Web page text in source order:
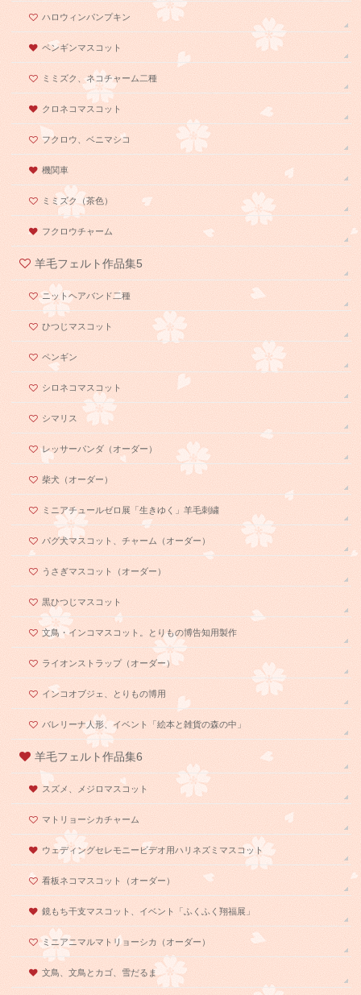
ハロウィンパンプキン
ペンギンマスコット
ミミズク、ネコチャーム二種
クロネコマスコット
フクロウ、ベニマシコ
機関車
ミミズク（茶色）
フクロウチャーム
羊毛フェルト作品集5
ニットヘアバンド二種
ひつじマスコット
ペンギン
シロネコマスコット
シマリス
レッサーパンダ（オーダー）
柴犬（オーダー）
ミニアチュールゼロ展「生きゆく」羊毛刺繍
パグ犬マスコット、チャーム（オーダー）
うさぎマスコット（オーダー）
黒ひつじマスコット
文鳥・インコマスコット。とりもの博告知用製作
ライオンストラップ（オーダー）
インコオブジェ、とりもの博用
バレリーナ人形、イベント「絵本と雑貨の森の中」
羊毛フェルト作品集6
スズメ、メジロマスコット
マトリョーシカチャーム
ウェディングセレモニービデオ用ハリネズミマスコット
看板ネコマスコット（オーダー）
鏡もち干支マスコット、イベント「ふくふく翔福展」
ミニアニマルマトリョーシカ（オーダー）
文鳥、文鳥とカゴ、雪だるま